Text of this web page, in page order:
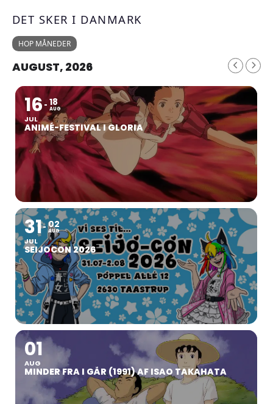
DET SKER I DANMARK
HOP MÅNEDER
AUGUST, 2026
16
JUL
18
AUG
ANIMÉ-FESTIVAL I GLORIA
31
JUL
02
AUG
SEIJOCON 2026
01
AUG
MINDER FRA I GÅR (1991) AF ISAO TAKAHATA